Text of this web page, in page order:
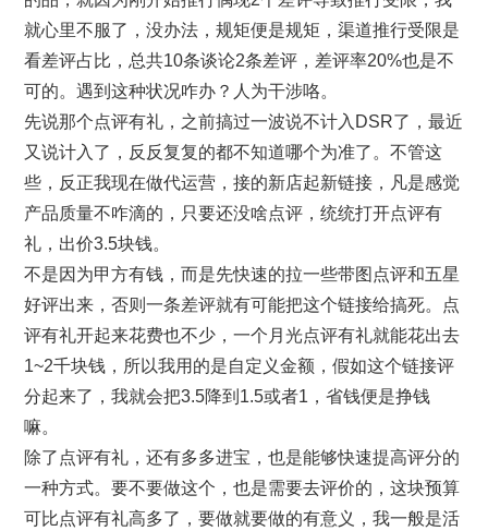
就心里不服了，没办法，规矩便是规矩，渠道推行受限是
看差评占比，总共10条谈论2条差评，差评率20%也是不
可的。遇到这种状况咋办？人为干涉咯。
先说那个点评有礼，之前搞过一波说不计入DSR了，最近
又说计入了，反反复复的都不知道哪个为准了。不管这
些，反正我现在做代运营，接的新店起新链接，凡是感觉
产品质量不咋滴的，只要还没啥点评，统统打开点评有
礼，出价3.5块钱。
不是因为甲方有钱，而是先快速的拉一些带图点评和五星
好评出来，否则一条差评就有可能把这个链接给搞死。点
评有礼开起来花费也不少，一个月光点评有礼就能花出去
1~2千块钱，所以我用的是自定义金额，假如这个链接评
分起来了，我就会把3.5降到1.5或者1，省钱便是挣钱
嘛。
除了点评有礼，还有多多进宝，也是能够快速提高评分的
一种方式。要不要做这个，也是需要去评价的，这块预算
可比点评有礼高多了，要做就要做的有意义，我一般是活